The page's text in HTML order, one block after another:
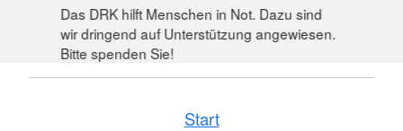
Das DRK hilft Menschen in Not. Dazu sind
wir dringend auf Unterstützung angewiesen.
Bitte spenden Sie!
Start